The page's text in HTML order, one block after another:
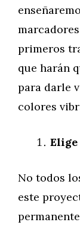
primeros
que harán
para darle
colores
Elige
No todos
este